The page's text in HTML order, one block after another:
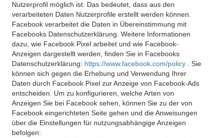
Nutzerprofil möglich ist. Das bedeutet, dass aus den
verarbeiteten Daten Nutzerprofile erstellt werden können.
Facebook verarbeitet die Daten in Übereinstimmung mit
Facebooks Datenschutzerklärung. Weitere Informationen
dazu, wie Facebook Pixel arbeitet und wie Facebook-
Anzeigen dargestellt werden, finden Sie in Facebooks
Datenschutzerklärung: https://www.facebook.com/policy
. Sie
können sich gegen die Erhebung und Verwendung Ihrer
Daten durch Facebook Pixel zur Anzeige von Facebook-Ads
entscheiden. Um zu konfigurieren, welche Arten von
Anzeigen Sie bei Facebook sehen, können Sie zu der von
Facebook eingerichteten Seite gehen und die Anweisungen
über die Einstellungen für nutzungsabhängige Anzeigen
befolgen: